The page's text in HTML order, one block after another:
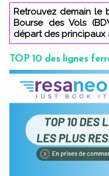
Retrouvez demain le baromètre spécial vols secs avec
Bourse des Vols
départ des principaux
TOP 10 des lignes